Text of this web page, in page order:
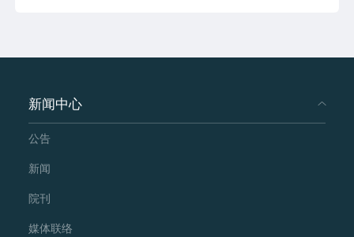
新闻中心
公告
新闻
院刊
媒体联络